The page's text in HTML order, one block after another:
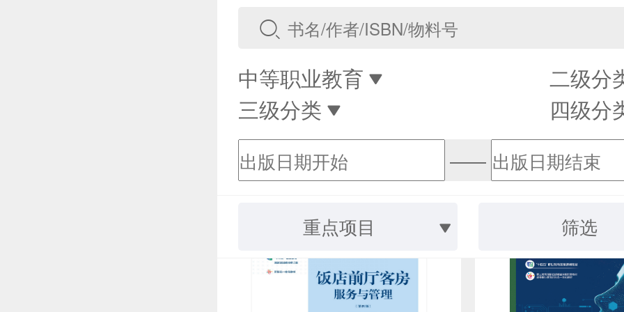
中等职业教育
二级分
三级分类
四级分
——
重点项目 筛选